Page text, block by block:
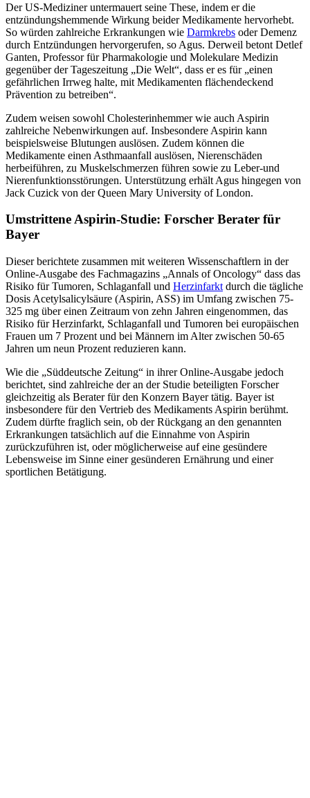
Der US-Mediziner untermauert seine These, indem er die
entzündungshemmende Wirkung beider Medikamente hervorhebt.
So würden zahlreiche Erkrankungen wie Darmkrebs oder Demenz
durch Entzündungen hervorgerufen, so Agus. Derweil betont Detlef
Ganten, Professor für Pharmakologie und Molekulare Medizin
gegenüber der Tageszeitung „Die Welt“, dass er es für „einen
gefährlichen Irrweg halte, mit Medikamenten flächendeckend
Prävention zu betreiben“.
Zudem weisen sowohl Cholesterinhemmer wie auch Aspirin
zahlreiche Nebenwirkungen auf. Insbesondere Aspirin kann
beispielsweise Blutungen auslösen. Zudem können die
Medikamente einen Asthmaanfall auslösen, Nierenschäden
herbeiführen, zu Muskelschmerzen führen sowie zu Leber-und
Nierenfunktionsstörungen. Unterstützung erhält Agus hingegen von
Jack Cuzick von der Queen Mary University of London.
Umstrittene Aspirin-Studie: Forscher Berater für
Bayer
Dieser berichtete zusammen mit weiteren Wissenschaftlern in der
Online-Ausgabe des Fachmagazins „Annals of Oncology“ dass das
Risiko für Tumoren, Schlaganfall und Herzinfarkt durch die tägliche
Dosis Acetylsalicylsäure (Aspirin, ASS) im Umfang zwischen 75-
325 mg über einen Zeitraum von zehn Jahren eingenommen, das
Risiko für Herzinfarkt, Schlaganfall und Tumoren bei europäischen
Frauen um 7 Prozent und bei Männern im Alter zwischen 50-65
Jahren um neun Prozent reduzieren kann.
Wie die „Süddeutsche Zeitung“ in ihrer Online-Ausgabe jedoch
berichtet, sind zahlreiche der an der Studie beteiligten Forscher
gleichzeitig als Berater für den Konzern Bayer tätig. Bayer ist
insbesondere für den Vertrieb des Medikaments Aspirin berühmt.
Zudem dürfte fraglich sein, ob der Rückgang an den genannten
Erkrankungen tatsächlich auf die Einnahme von Aspirin
zurückzuführen ist, oder möglicherweise auf eine gesündere
Lebensweise im Sinne einer gesünderen Ernährung und einer
sportlichen Betätigung.